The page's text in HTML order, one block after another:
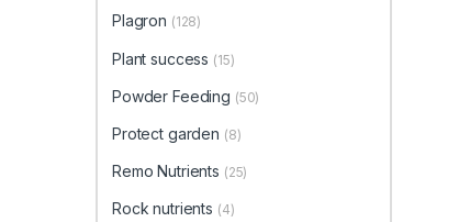
Plagron (128)
Plant success (15)
Powder Feeding (50)
Protect garden (8)
Remo Nutrients (25)
Rock nutrients (4)